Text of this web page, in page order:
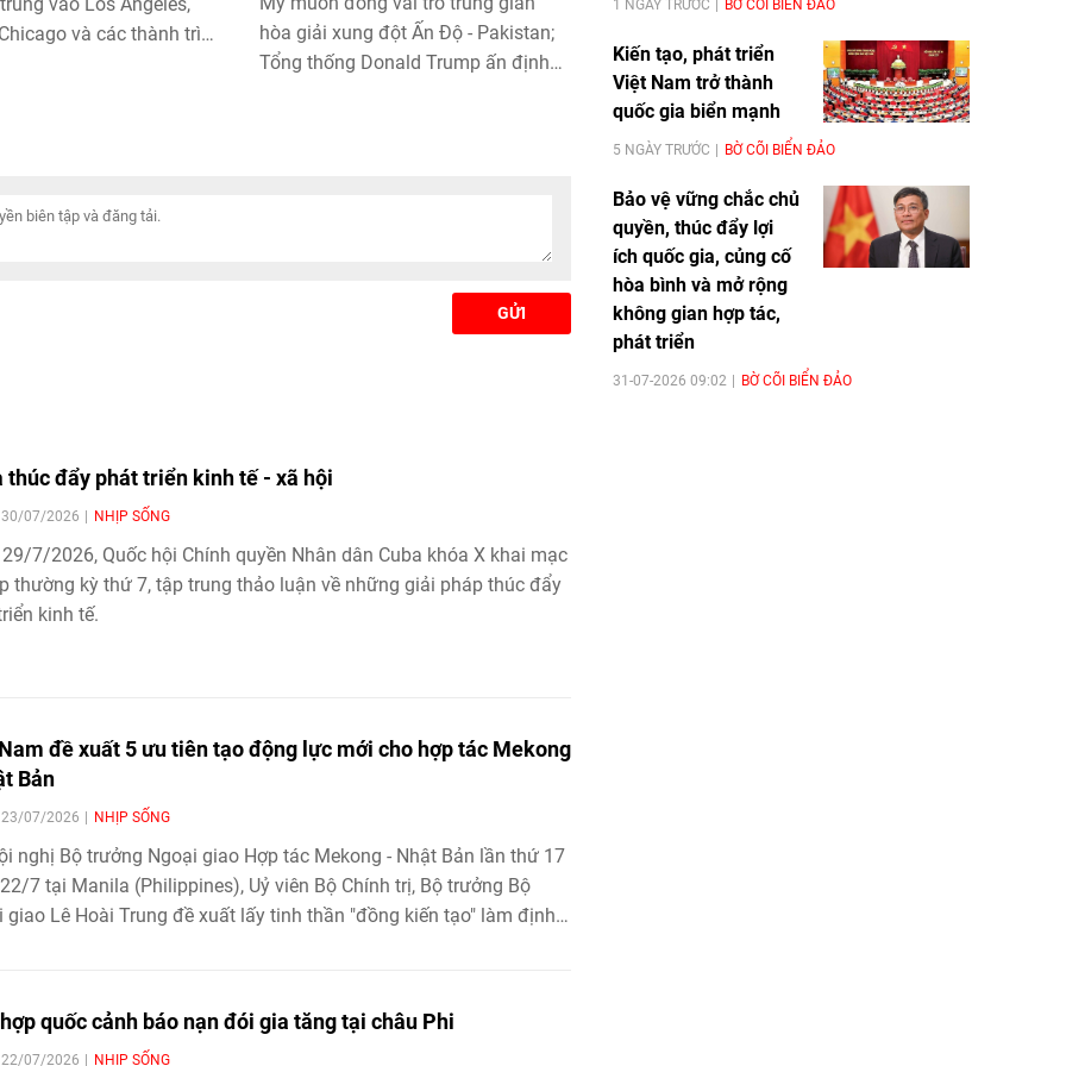
và các thành trì
hòa giải xung đột Ấn Độ - Pakistan;
Tổng thống Donald Trump ấn định
GỬI
thúc đẩy phát triển kinh tế - xã hội
30/07/2026 NHỊP SỐNG
7/2026, Quốc hội Chính quyền Nhân dân Cuba khóa X khai mạc
thường kỳ thứ 7, tập trung thảo luận về những giải pháp thúc đẩy
kinh tế.
đề xuất 5 ưu tiên tạo động lực mới cho hợp tác Mekong
Bản
23/07/2026 NHỊP SỐNG
nghị Bộ trưởng Ngoại giao Hợp tác Mekong - Nhật Bản lần thứ 17
7 tại Manila (Philippines), Uỷ viên Bộ Chính trị, Bộ trưởng Bộ
giao Lê Hoài Trung đề xuất lấy tinh thần "đồng kiến tạo" làm định
quốc cảnh báo nạn đói gia tăng tại châu Phi
22/07/2026 NHỊP SỐNG
1 NGÀY TRƯỚC BỜ CÕI BIỂN ĐẢO
Kiến tạo, phát triển
Việt Nam trở thành
quốc gia biển mạnh
5 NGÀY TRƯỚC BỜ CÕI BIỂN ĐẢO
Bảo vệ vững chắc chủ
quyền, thúc đẩy lợi
ích quốc gia, củng cố
hòa bình và mở rộng
không gian hợp tác,
phát triển
31-07-2026 09:02 BỜ CÕI BIỂN ĐẢO